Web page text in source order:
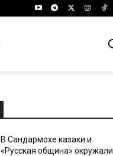
В Сандармохе казаки и
«Русская община» окружали